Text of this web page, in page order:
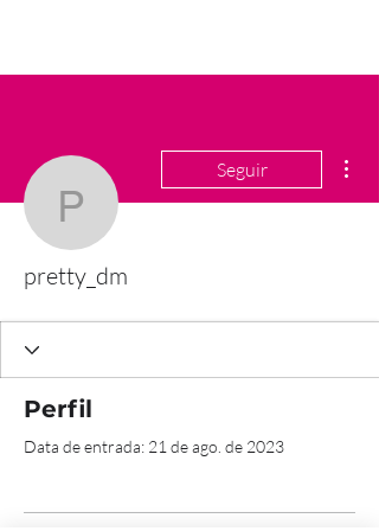
pretty_dm
Seguir
pretty_dm
Perfil
Data de entrada: 21 de ago. de 2023